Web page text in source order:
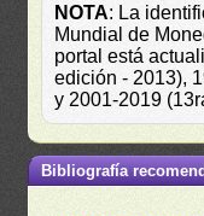
NOTA: La
Mundial de
portal está
edición - 2013),
y 2001-2019
Bibliografía